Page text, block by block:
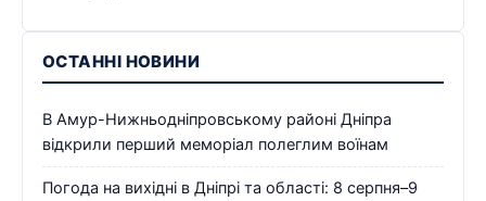
ОСТАННІ НОВИНИ
В Амур-Нижньодніпровському районі Дніпра
відкрили перший меморіал полеглим воїнам
Погода на вихідні в Дніпрі та області: 8 серпня–9